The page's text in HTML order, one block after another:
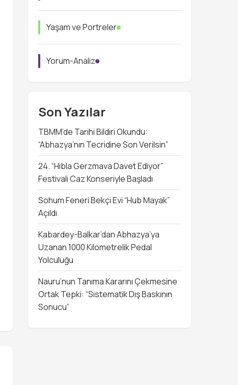
Yaşam ve Portreler
Yorum-Analiz
Son Yazılar
TBMM’de Tarihi Bildiri Okundu:
“Abhazya’nın Tecridine Son Verilsin”
24. “Hibla Gerzmava Davet Ediyor”
Festivali Caz Konseriyle Başladı
Sohum Feneri Bekçi Evi “Hub Mayak”
Açıldı
Kabardey-Balkar’dan Abhazya’ya
Uzanan 1000 Kilometrelik Pedal
Yolculuğu
Nauru’nun Tanıma Kararını Çekmesine
Ortak Tepki: “Sistematik Dış Baskının
Sonucu”